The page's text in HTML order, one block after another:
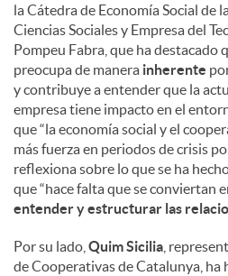
la Cátedra de Economía Social de
Ciencias Sociales y Empresa del
Pompeu Fabra, que ha destacado
preocupa de manera inherente
y contribuye a entender que la
empresa tiene impacto en el
que “la economía social y el
más fuerza en periodos de crisis
reflexiona sobre lo que se ha
que “hace falta que se conviertan
entender y estructurar las
Por su lado, Quim Sicilia ,
de Cooperativas de Catalunya, ha